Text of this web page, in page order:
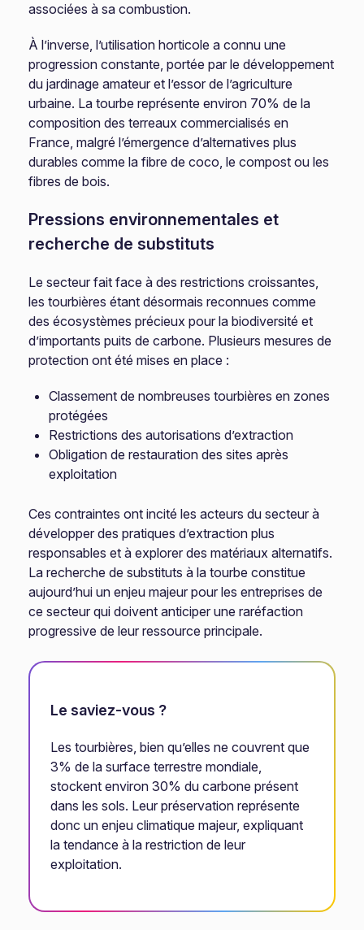
associées à sa combustion.
À l’inverse, l’utilisation horticole a connu une
progression constante, portée par le développement
du jardinage amateur et l’essor de l’agriculture
urbaine. La tourbe représente environ 70% de la
composition des terreaux commercialisés en
France, malgré l’émergence d’alternatives plus
durables comme la fibre de coco, le compost ou les
fibres de bois.
Pressions environnementales et
recherche de substituts
Le secteur fait face à des restrictions croissantes,
les tourbières étant désormais reconnues comme
des écosystèmes précieux pour la biodiversité et
d’importants puits de carbone. Plusieurs mesures de
protection ont été mises en place :
Classement de nombreuses tourbières en zones
protégées
Restrictions des autorisations d’extraction
Obligation de restauration des sites après
exploitation
Ces contraintes ont incité les acteurs du secteur à
développer des pratiques d’extraction plus
responsables et à explorer des matériaux alternatifs.
La recherche de substituts à la tourbe constitue
aujourd’hui un enjeu majeur pour les entreprises de
ce secteur qui doivent anticiper une raréfaction
progressive de leur ressource principale.
Le saviez-vous ?
Les tourbières, bien qu’elles ne couvrent que
3% de la surface terrestre mondiale,
stockent environ 30% du carbone présent
dans les sols. Leur préservation représente
donc un enjeu climatique majeur, expliquant
la tendance à la restriction de leur
exploitation.